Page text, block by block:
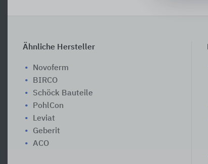
Ähnliche Hersteller
Novoferm
BIRCO
Schöck Bauteile
PohlCon
Leviat
Geberit
ACO